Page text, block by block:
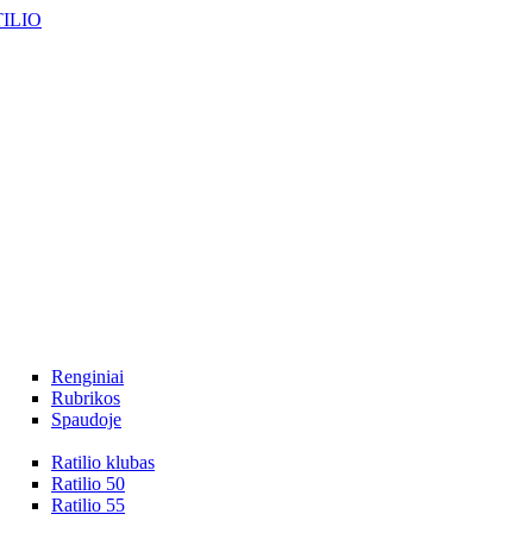
Renginiai
Rubrikos
Spaudoje
Ratilio klubas
Ratilio 50
Ratilio 55